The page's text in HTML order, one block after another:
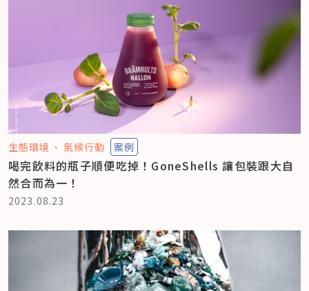
生態環境 氣候行動 案例
喝完飲料的瓶子順便吃掉！GoneShells 讓包裝跟大自
然合而為一！
2023.08.23